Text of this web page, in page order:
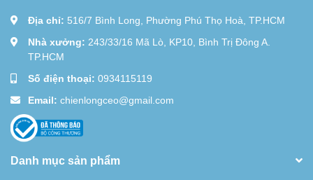
Địa chỉ: 516/7 Bình Long, Phường Phú Thọ Hoà, TP.HCM
Nhà xưởng: 243/33/16 Mã Lò, KP10, Bình Trị Đông A.
TP.HCM
Số điện thoại: 0934115119
Email: chienlongceo@gmail.com
Danh mục sản phẩm